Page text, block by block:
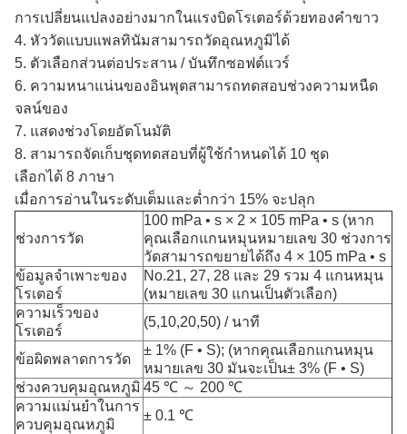
การเปลี่ยนแปลงอย่างมากในแรงบิดโรเตอร์ด้วยทองคำขาว
4. หัววัดแบบแพลทินัมสามารถวัดอุณหภูมิได้
5. ตัวเลือกส่วนต่อประสาน / บันทึกซอฟต์แวร์
6. ความหนาแน่นของอินพุตสามารถทดสอบช่วงความหนืด
จลน์ของ
7. แสดงช่วงโดยอัตโนมัติ
8. สามารถจัดเก็บชุดทดสอบที่ผู้ใช้กำหนดได้ 10 ชุด
เลือกได้ 8 ภาษา
เมื่อการอ่านในระดับเต็มและต่ำกว่า 15% จะปลุก
ช่วงการวัด
100 mPa • s × 2 × 105 mPa • s (หาก
คุณเลือกแกนหมุนหมายเลข 30 ช่วงการ
วัดสามารถขยายได้ถึง 4 × 105 mPa • s
ข้อมูลจำเพาะของ
โรเตอร์
No.21, 27, 28 และ 29 รวม 4 แกนหมุน
(หมายเลข 30 แกนเป็นตัวเลือก)
ความเร็วของ
โรเตอร์
(5,10,20,50) / นาที
ข้อผิดพลาดการวัด
± 1% (F • S); (หากคุณเลือกแกนหมุน
หมายเลข 30 มันจะเป็น± 3% (F • S)
ช่วงควบคุมอุณหภูมิ 45 ℃ ～ 200 ℃
ความแม่นยำในการ
ควบคุมอุณหภูมิ
± 0.1 ℃